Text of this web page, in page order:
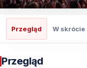
Przegląd W skrócie
Przegląd